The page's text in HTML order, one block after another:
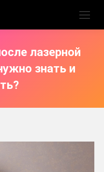
лазерной
знать и